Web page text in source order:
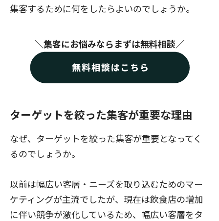
集客するために何をしたらよいのでしょうか。
＼集客にお悩みならまずは無料相談／
ターゲットを絞った集客が重要な理由
なぜ、ターゲットを絞った集客が重要となってく
るのでしょうか。
以前は幅広い客層・ニーズを取り込むためのマー
ケティングが主流でしたが、現在は飲食店の増加
に伴い競争が激化しているため、幅広い客層をタ